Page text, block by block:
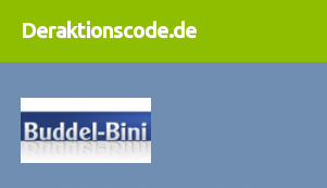
Deraktionscode.de